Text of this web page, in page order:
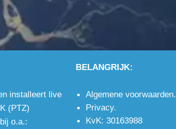
3840x2160 pixels, wanneer de beste
gewenst is, ook in het donker.
installeert live
(PTZ)
o.a.:
BELANGRIJK:
Algemene voorwaarden.
Privacy.
KvK: 30163988